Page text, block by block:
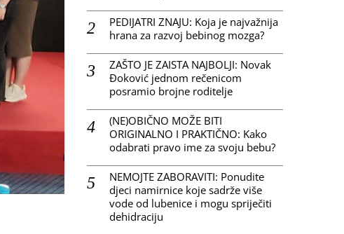
PEDIJATRI ZNAJU: Koja je najvažnija
hrana za razvoj bebinog mozga?
ZAŠTO JE ZAISTA NAJBOLJI: Novak
Đoković jednom rečenicom
posramio brojne roditelje
(NE)OBIČNO MOŽE BITI
ORIGINALNO I PRAKTIČNO: Kako
odabrati pravo ime za svoju bebu?
NEMOJTE ZABORAVITI: Ponudite
djeci namirnice koje sadrže više
vode od lubenice i mogu spriječiti
dehidraciju